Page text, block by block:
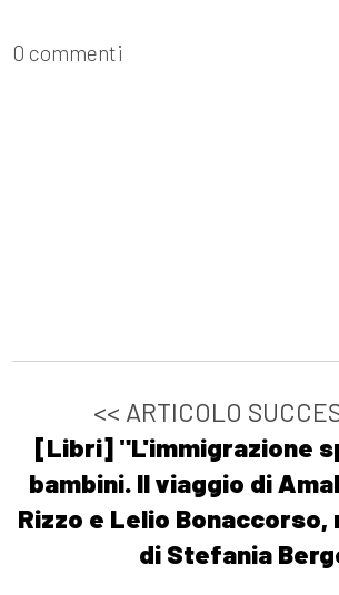
0 commenti
<< ARTICOLO
[Libri] "L'immigrazione
bambini. Il viaggio di
Rizzo e Lelio
di Stefania